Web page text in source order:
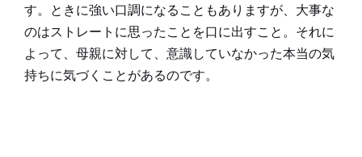
す。ときに強い口調になることもありますが、大事な
のはストレートに思ったことを口に出すこと。それに
よって、母親に対して、意識していなかった本当の気
持ちに気づくことがあるのです。